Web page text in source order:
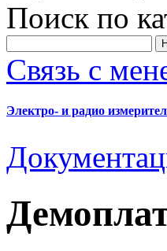
Поиск по
Связь с
Электро- и радио